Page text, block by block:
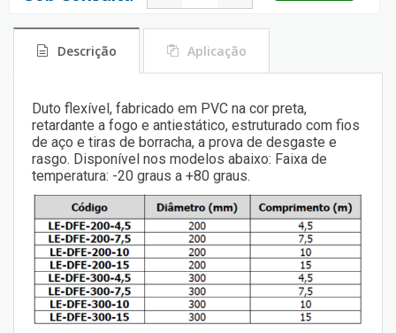
Descrição Aplicação
Duto flexível, fabricado em PVC na cor preta,
retardante a fogo e antiestático, estruturado com fios
de aço e tiras de borracha, a prova de desgaste e
rasgo. Disponível nos modelos abaixo: Faixa de
temperatura: -20 graus a +80 graus.